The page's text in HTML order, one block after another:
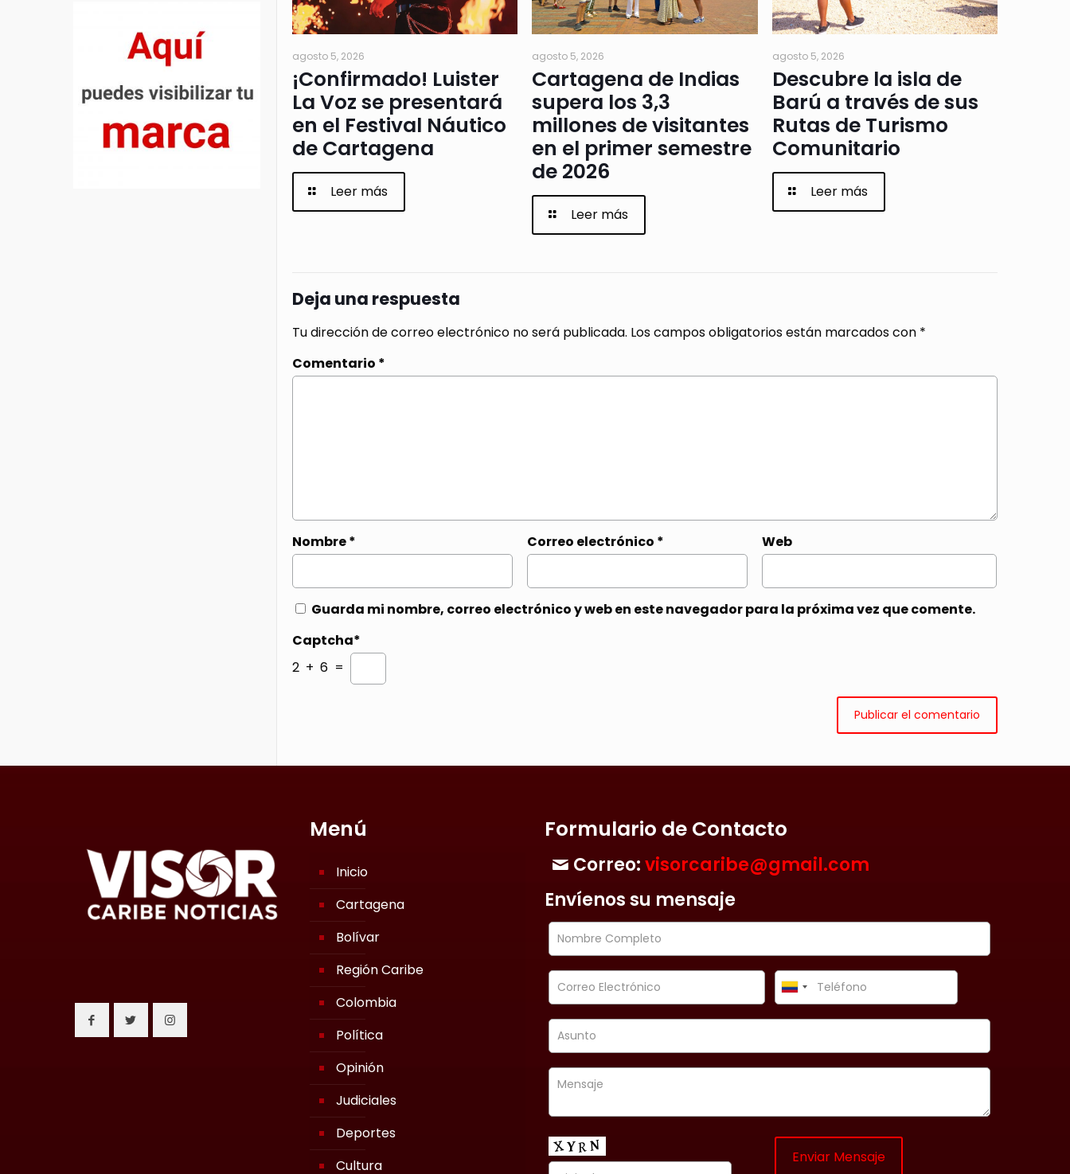
agosto 5, 2026
¡Confirmado! Luister
La Voz se presentará
en el Festival Náutico
de Cartagena
Leer más
agosto 5, 2026
Cartagena de Indias
supera los 3,3
millones de visitantes
en el primer semestre
de 2026
Leer más
agosto 5, 2026
Descubre la isla de
Barú a través de sus
Rutas de Turismo
Comunitario
Leer más
Deja una respuesta
Tu dirección de correo electrónico no será publicada. Los campos obligatorios están marcados con *
Comentario *
Nombre* Correo electrónico * Web
Guarda mi nombre, correo electrónico y web en este navegador para la próxima vez que comente.
Captcha*
2 + 6 =
Menú
Inicio
Cartagena
Bolívar
Región Caribe
Colombia
Política
Opinión
Judiciales
Deportes
Cultura
Formulario de Contacto
Correo:visorcaribe@gmail.com
Envíenos su mensaje